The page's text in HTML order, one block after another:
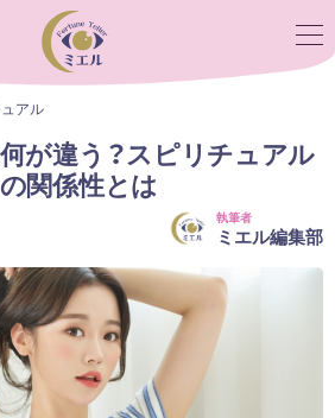
アル
が違う？スピリチュアル
関係性とは
執筆者
ミエル編集部